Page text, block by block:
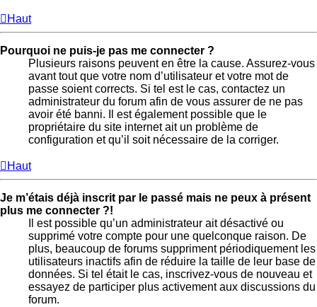
Haut
Pourquoi ne puis-je pas me connecter ?
Plusieurs raisons peuvent en être la cause. Assurez-vous
avant tout que votre nom d’utilisateur et votre mot de
passe soient corrects. Si tel est le cas, contactez un
administrateur du forum afin de vous assurer de ne pas
avoir été banni. Il est également possible que le
propriétaire du site internet ait un problème de
configuration et qu’il soit nécessaire de la corriger.
Haut
Je m’étais déjà inscrit par le passé mais ne peux à présent
plus me connecter ?!
Il est possible qu’un administrateur ait désactivé ou
supprimé votre compte pour une quelconque raison. De
plus, beaucoup de forums suppriment périodiquement les
utilisateurs inactifs afin de réduire la taille de leur base de
données. Si tel était le cas, inscrivez-vous de nouveau et
essayez de participer plus activement aux discussions du
forum.